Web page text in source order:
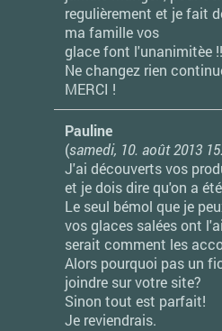
regulièrement et je fait
ma famille vos
glace font l'unanimitèe
Ne changez rien
MERCI !
Pauline
(samedi, 10. août 2013
J'ai découverts vos
et je dois dire qu'on a
Le seul bémol que je
vos glaces salées ont
serait comment les
Alors pourquoi pas un
joindre sur votre site?
Sinon tout est parfait!
Je reviendrais.